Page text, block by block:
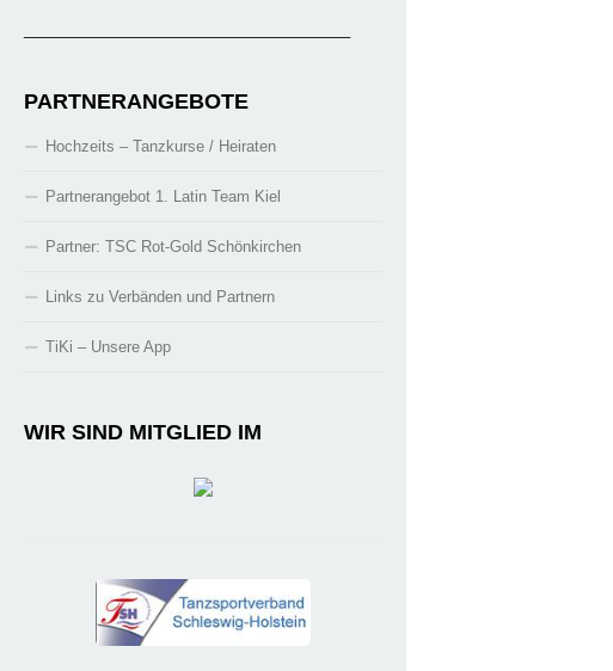
PARTNERANGEBOTE
Hochzeits – Tanzkurse / Heiraten
Partnerangebot 1. Latin Team Kiel
Partner: TSC Rot-Gold Schönkirchen
Links zu Verbänden und Partnern
TiKi – Unsere App
WIR SIND MITGLIED IM